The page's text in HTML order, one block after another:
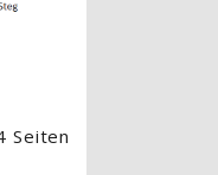
Seiten